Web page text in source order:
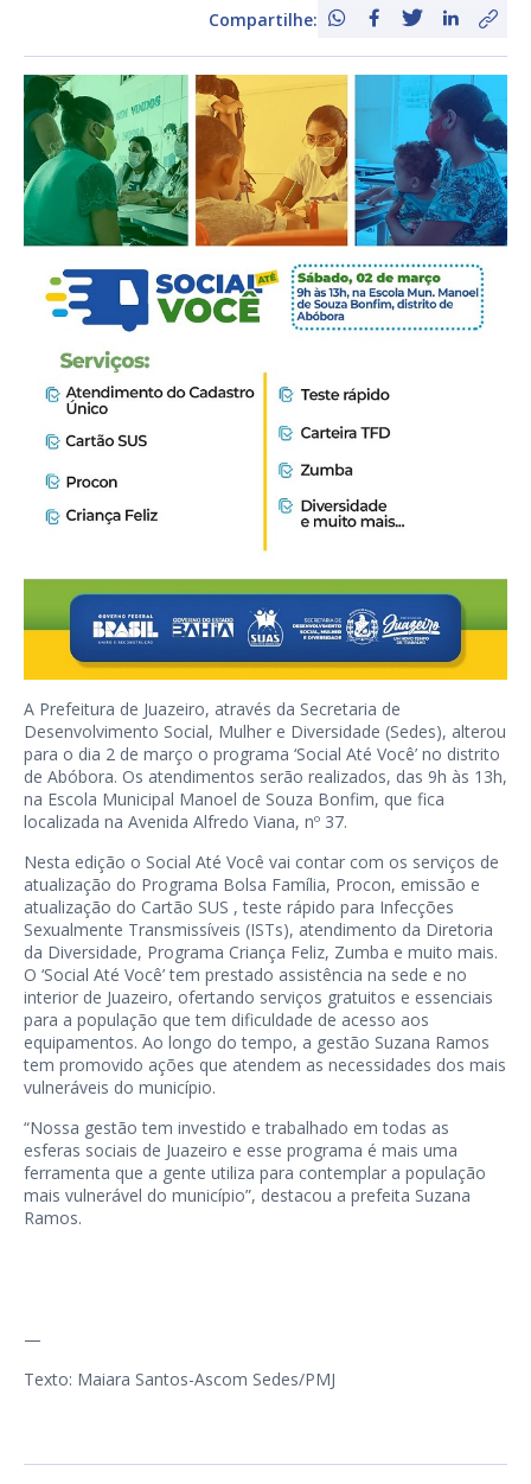
Compartilhe:
A Prefeitura de Juazeiro, através da Secretaria de
Desenvolvimento Social, Mulher e Diversidade (Sedes), alterou
para o dia 2 de março o programa ‘Social Até Você’ no distrito
de Abóbora. Os atendimentos serão realizados, das 9h às 13h,
na Escola Municipal Manoel de Souza Bonfim, que fica
localizada na Avenida Alfredo Viana, nº 37.
Nesta edição o Social Até Você vai contar com os serviços de
atualização do Programa Bolsa Família, Procon, emissão e
atualização do Cartão SUS , teste rápido para Infecções
Sexualmente Transmissíveis (ISTs), atendimento da Diretoria
da Diversidade, Programa Criança Feliz, Zumba e muito mais.
O ‘Social Até Você’ tem prestado assistência na sede e no
interior de Juazeiro, ofertando serviços gratuitos e essenciais
para a população que tem dificuldade de acesso aos
equipamentos. Ao longo do tempo, a gestão Suzana Ramos
tem promovido ações que atendem as necessidades dos mais
vulneráveis do município.
“Nossa gestão tem investido e trabalhado em todas as
esferas sociais de Juazeiro e esse programa é mais uma
ferramenta que a gente utiliza para contemplar a população
mais vulnerável do município”, destacou a prefeita Suzana
Ramos.
—
Texto: Maiara Santos-Ascom Sedes/PMJ